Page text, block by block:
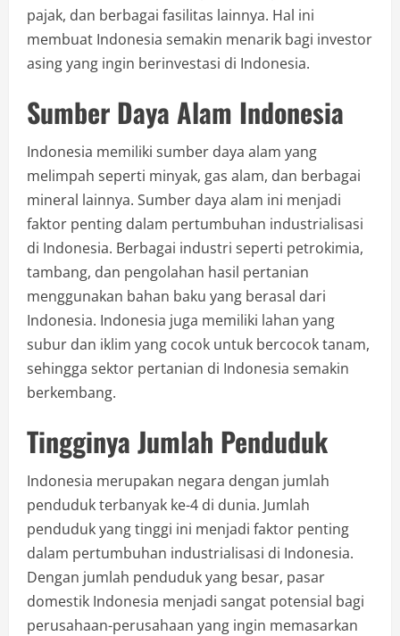
pajak, dan berbagai fasilitas lainnya. Hal ini
membuat Indonesia semakin menarik bagi investor
asing yang ingin berinvestasi di Indonesia.
Sumber Daya Alam Indonesia
Indonesia memiliki sumber daya alam yang
melimpah seperti minyak, gas alam, dan berbagai
mineral lainnya. Sumber daya alam ini menjadi
faktor penting dalam pertumbuhan industrialisasi
di Indonesia. Berbagai industri seperti petrokimia,
tambang, dan pengolahan hasil pertanian
menggunakan bahan baku yang berasal dari
Indonesia. Indonesia juga memiliki lahan yang
subur dan iklim yang cocok untuk bercocok tanam,
sehingga sektor pertanian di Indonesia semakin
berkembang.
Tingginya Jumlah Penduduk
Indonesia merupakan negara dengan jumlah
penduduk terbanyak ke-4 di dunia. Jumlah
penduduk yang tinggi ini menjadi faktor penting
dalam pertumbuhan industrialisasi di Indonesia.
Dengan jumlah penduduk yang besar, pasar
domestik Indonesia menjadi sangat potensial bagi
perusahaan-perusahaan yang ingin memasarkan